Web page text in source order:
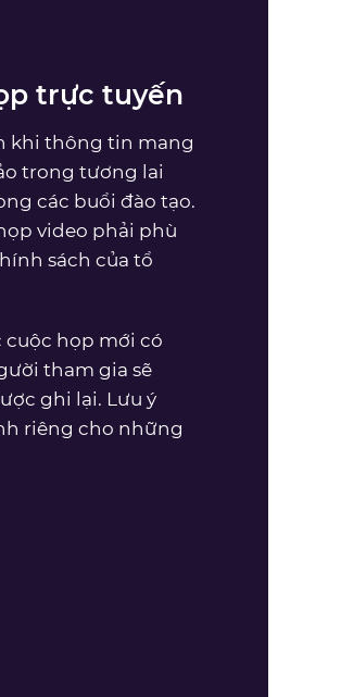
trực tuyến
khi thông tin mang
trong tương lai
các buổi đào tạo.
video phải phù
sách của tổ
họp mới có
tham gia sẽ
ghi lại. Lưu ý
riêng cho những